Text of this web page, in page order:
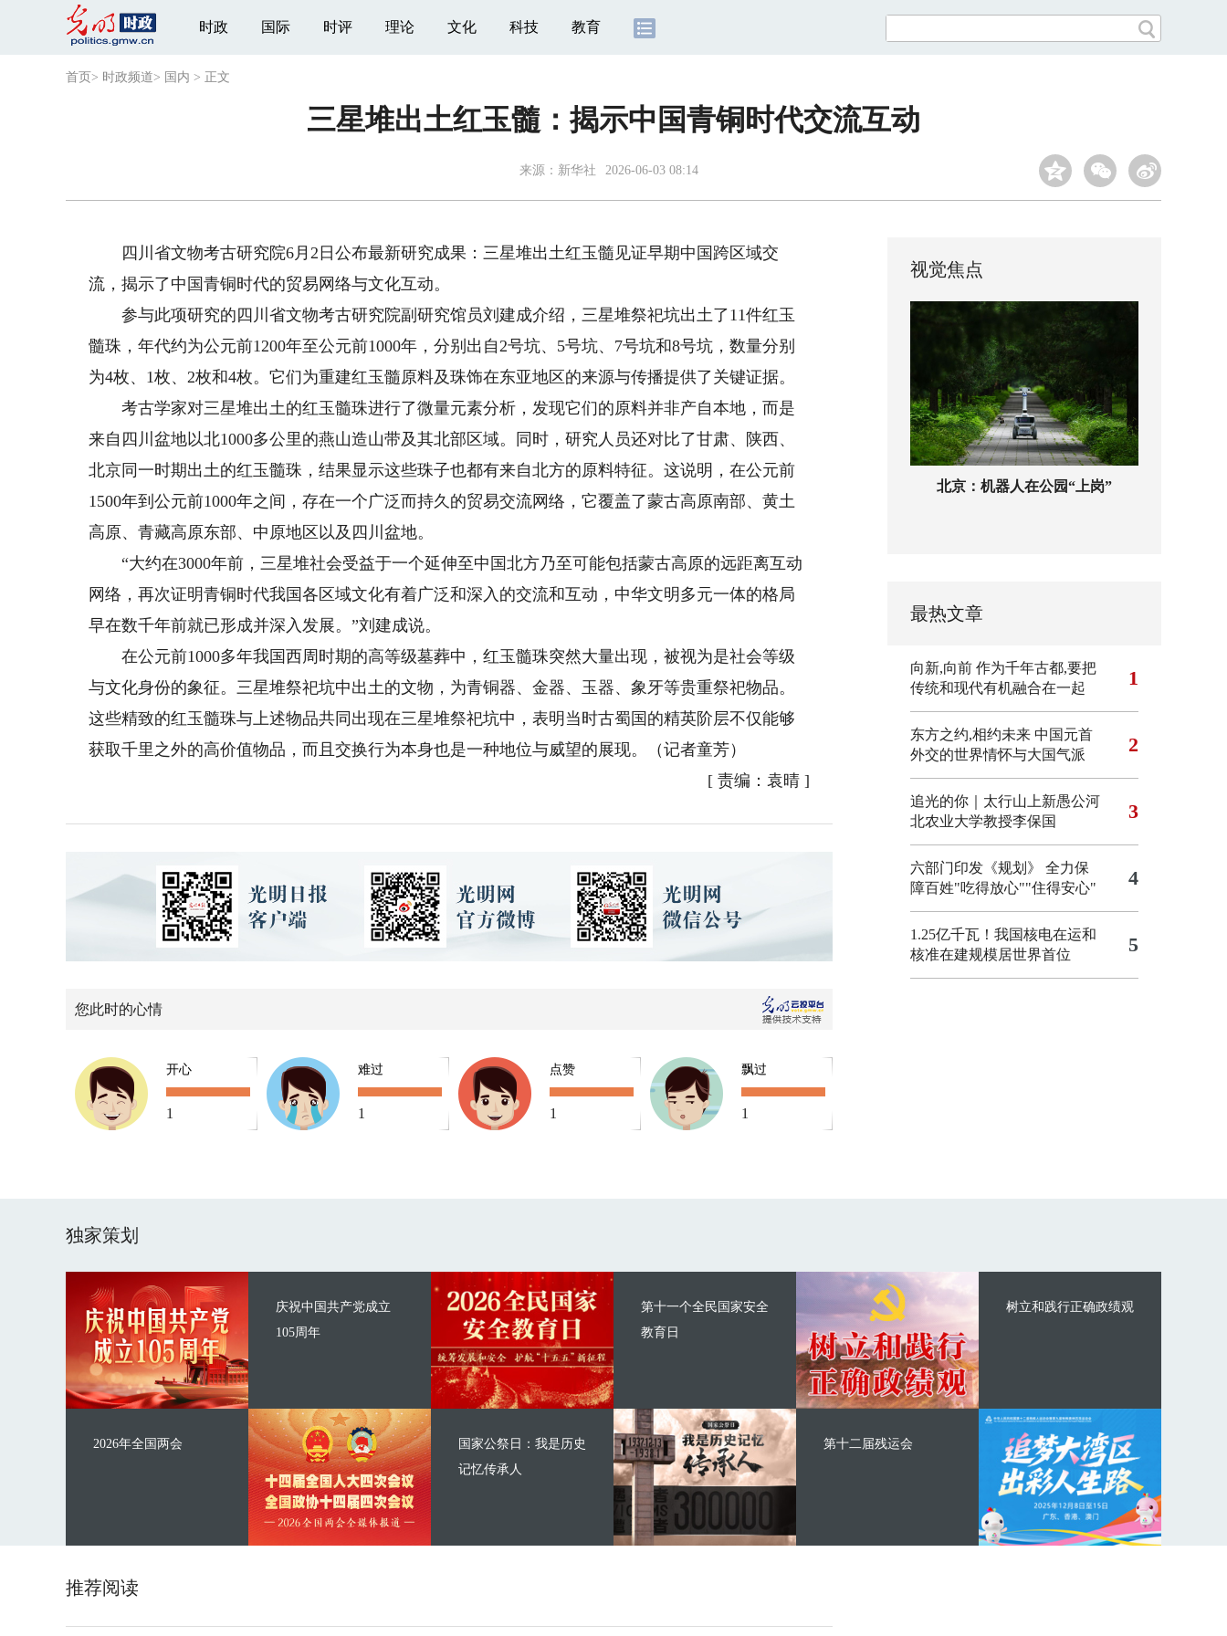
时政 国际 时评 理论 文化 科技 教育
首页 > 时政频道> 国内 > 正文
三星堆出土红玉髓：揭示中国青铜时代交流互动
来源： 新华社 2026-06-03 08:14
四川省文物考古研究院6月2日公布最新研究成果：三星堆出土红玉髓见证早期中国跨区域交
流，揭示了中国青铜时代的贸易网络与文化互动。
参与此项研究的四川省文物考古研究院副研究馆员刘建成介绍，三星堆祭祀坑出土了11件红玉
髓珠，年代约为公元前1200年至公元前1000年，分别出自2号坑、5号坑、7号坑和8号坑，数量分别
为4枚、1枚、2枚和4枚。它们为重建红玉髓原料及珠饰在东亚地区的来源与传播提供了关键证据。
考古学家对三星堆出土的红玉髓珠进行了微量元素分析，发现它们的原料并非产自本地，而是
来自四川盆地以北1000多公里的燕山造山带及其北部区域。同时，研究人员还对比了甘肃、陕西、
北京同一时期出土的红玉髓珠，结果显示这些珠子也都有来自北方的原料特征。这说明，在公元前
1500年到公元前1000年之间，存在一个广泛而持久的贸易交流网络，它覆盖了蒙古高原南部、黄土
高原、青藏高原东部、中原地区以及四川盆地。
“大约在3000年前，三星堆社会受益于一个延伸至中国北方乃至可能包括蒙古高原的远距离互动
网络，再次证明青铜时代我国各区域文化有着广泛和深入的交流和互动，中华文明多元一体的格局
早在数千年前就已形成并深入发展。”刘建成说。
在公元前1000多年我国西周时期的高等级墓葬中，红玉髓珠突然大量出现，被视为是社会等级
与文化身份的象征。三星堆祭祀坑中出土的文物，为青铜器、金器、玉器、象牙等贵重祭祀物品。
这些精致的红玉髓珠与上述物品共同出现在三星堆祭祀坑中，表明当时古蜀国的精英阶层不仅能够
获取千里之外的高价值物品，而且交换行为本身也是一种地位与威望的展现。（记者童芳）
[ 责编：袁晴 ]
您此时的心情
开心
1
难过
1
点赞
1
飘过
1
视觉焦点
北京：机器人在公园“上岗”
最热文章
向新,向前 作为千年古都,要把
传统和现代有机融合在一起
1
东方之约,相约未来 中国元首
外交的世界情怀与大国气派
2
追光的你｜太行山上新愚公河
北农业大学教授李保国
3
六部门印发《规划》 全力保
障百姓"吃得放心""住得安心"
4
1.25亿千瓦！我国核电在运和
核准在建规模居世界首位
5
独家策划
庆祝中国共产党成立
105周年
2026年全国两会
第十一个全民国家安全
教育日
国家公祭日：我是历史
记忆传承人
树立和践行正确政绩观
第十二届残运会
推荐阅读